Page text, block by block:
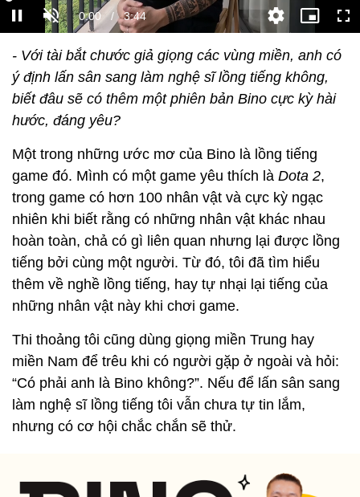
- Với tài bắt chước giả giọng các vùng miền, anh có
ý định lấn sân sang làm nghệ sĩ lồng tiếng không,
biết đâu sẽ có thêm một phiên bản Bino cực kỳ hài
hước, đáng yêu?
Một trong những ước mơ của Bino là lồng tiếng
game đó. Mình có một game yêu thích là Dota 2,
trong game có hơn 100 nhân vật và cực kỳ ngạc
nhiên khi biết rằng có những nhân vật khác nhau
hoàn toàn, chả có gì liên quan nhưng lại được lồng
tiếng bởi cùng một người. Từ đó, tôi đã tìm hiểu
thêm về nghề lồng tiếng, hay tự nhại lại tiếng của
những nhân vật này khi chơi game.
Thi thoảng tôi cũng dùng giọng miền Trung hay
miền Nam để trêu khi có người gặp ở ngoài và hỏi:
“Có phải anh là Bino không?”. Nếu để lấn sân sang
làm nghệ sĩ lồng tiếng tôi vẫn chưa tự tin lắm,
nhưng có cơ hội chắc chắn sẽ thử.